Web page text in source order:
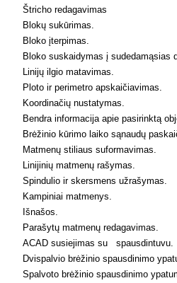
Štricho redagavimas
Blokų sukūrimas.
Bloko įterpimas.
Bloko suskaidymas į sudedamąsias
Linijų ilgio matavimas.
Ploto ir perimetro apskaičiavimas.
Koordinačių nustatymas.
Bendra informacija apie pasirinktą
Brėžinio kūrimo laiko sąnaudų
Matmenų stiliaus suformavimas.
Linijinių matmenų rašymas.
Spindulio ir skersmens užrašymas.
Kampiniai matmenys.
Išnašos.
Parašytų matmenų redagavimas.
ACAD susiejimas su spausdintuvu.
Dvispalvio brėžinio spausdinimo
Spalvoto brėžinio spausdinimo